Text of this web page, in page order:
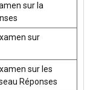
sur la
sur
sur les
Réponses